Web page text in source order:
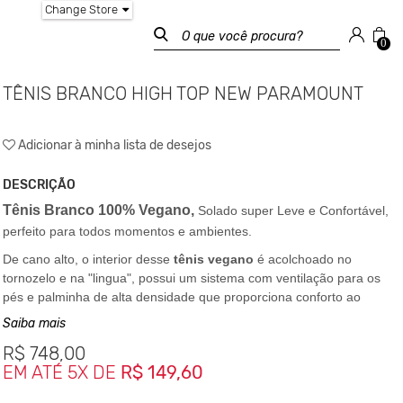
Change Store
0
TÊNIS BRANCO HIGH TOP NEW PARAMOUNT
Adicionar à minha lista de desejos
DESCRIÇÃO
Tênis Branco 100% Vegano, Solado super Leve e Confortável,
perfeito para todos momentos e ambientes.
De cano alto, o interior desse tênis vegano é acolchoado no
tornozelo e na "lingua", possui um sistema com ventilação para os
pés e palminha de alta densidade que proporciona conforto ao
andar. Ajuste de tornozelo removível.
- Cabedal com Material Sintético de PU.
- Forro Lateral de Tecido 100% Polyester
Saiba mais
R$ 748,00
EM ATÉ 5X DE R$ 149,60